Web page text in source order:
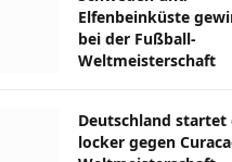
Elfenbeinküste
bei der Fußball-
Weltmeisterschaft
Deutschland startet
locker gegen